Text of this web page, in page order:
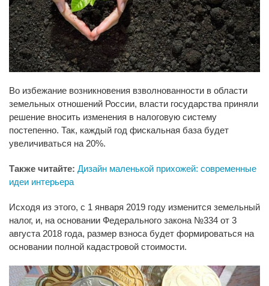
Во избежание возникновения взволнованности в области
земельных отношений России, власти государства приняли
решение вносить изменения в налоговую систему
постепенно. Так, каждый год фискальная база будет
увеличиваться на 20%.
Также читайте: Дизайн маленькой прихожей: современные
идеи интерьера
Исходя из этого, с 1 января 2019 году изменится земельный
налог, и, на основании Федерального закона №334 от 3
августа 2018 года, размер взноса будет формироваться на
основании полной кадастровой стоимости.